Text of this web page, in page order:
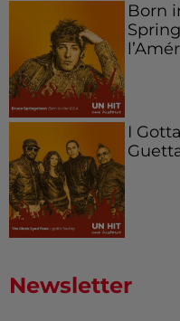
Born
I
Newsletter